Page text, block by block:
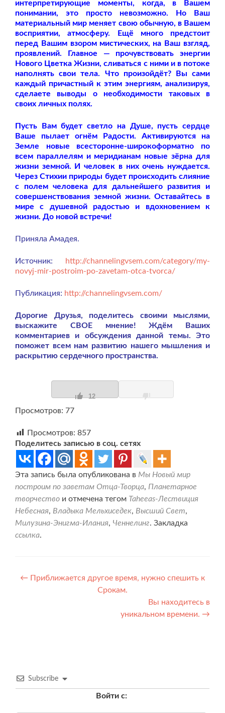
интерпретирующие моменты, когда, в Вашем
понимании, это просто невозможно. Но Ваш
материальный мир меняет свою обычную, в Вашем
восприятии, атмосферу. Ещё много предстоит
перед Вашим взором мистических, на Ваш взгляд,
проявлений. Главное — прочувствовать энергии
Нового Цветка Жизни, сливаться с ними и в потоке
наполнять свои тела. Что произойдёт? Вы сами
каждый причастный к этим энергиям, анализируя,
сделаете выводы о необходимости таковых в
своих личных полях.
Пусть Вам будет светло на Душе, пусть сердце
Ваше пылает огнём Радости. Активируются на
Земле новые всесторонне-широкоформатно по
всем параллелям и меридианам новые зёрна для
жизни земной. И человек в них очень нуждается.
Через Стихии природы будет происходить слияние
с полем человека для дальнейшего развития и
совершенствования земной жизни. Оставайтесь в
мире с душевной радостью и вдохновением к
жизни. До новой встречи!
Приняла Амадея.
Источник:
http://channelingvsem.com/category/my-
novyj-mir-postroim-po-zavetam-otca-tvorca/
Публикация: http://channelingvsem.com/
Дорогие Друзья, поделитесь своими мыслями,
выскажите СВОЕ мнение! Ждём Ваших
комментариев и обсуждения данной темы. Это
поможет всем нам развитию нашего мышления и
раскрытию сердечного пространства.
12
Просмотров: 77
Просмотров: 857
Поделитесь записью в соц. сетях
Эта запись была опубликована в Мы Новый мир
построим по заветам Отца-Творца, Планетарное
творчество и отмечена тегом Taheeas-Лествиция
Небесная, Владыка Мельхиседек, Высший Свет,
Милузина-Энигма-Илания, Ченнелинг. Закладка
ссылка.
Навигация
← Приближается другое время, нужно спешить к
Срокам.
Вы находитесь в
уникальном времени. →
Subscribe
Войти с: